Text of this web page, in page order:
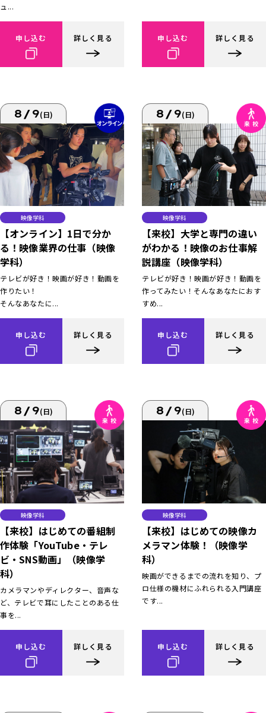
ュ...
申し込む 詳しく見る 申し込む 詳しく見る
8/9(日)
映像学科
【オンライン】1日で分か
る！映像業界の仕事（映像
学科）
テレビが好き！映画が好き！動画を
作りたい！
そんなあなたに...
申し込む 詳しく見る
8/9(日)
映像学科
【来校】大学と専門の違い
がわかる！映像のお仕事解
説講座（映像学科）
テレビが好き！映画が好き！動画を
作ってみたい！そんなあなたにおす
すめ...
申し込む 詳しく見る
8/9(日)
映像学科
【来校】はじめての番組制
作体験「YouTube・テレ
ビ・SNS動画」（映像学
科）
カメラマンやディレクター、音声な
ど、テレビで耳にしたことのある仕
事を...
申し込む 詳しく見る
8/9(日)
映像学科
【来校】はじめての映像カ
メラマン体験！（映像学
科）
映画ができるまでの流れを知り、プ
ロ仕様の機材にふれられる入門講座
です...
申し込む 詳しく見る